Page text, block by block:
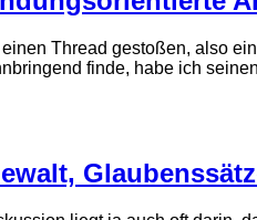
Thread gestoßen, also
finde, habe ich